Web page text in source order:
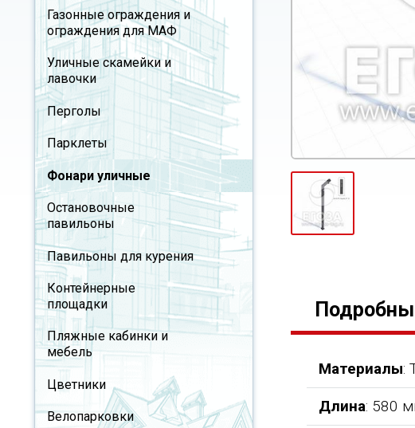
Газонные ограждения и
ограждения для МАФ
Уличные скамейки и
лавочки
Перголы
Парклеты
Фонари уличные
Остановочные
павильоны
Павильоны для курения
Контейнерные
площадки
Пляжные кабинки и
мебель
Цветники
Велопарковки
Материалы:
Длина: 580